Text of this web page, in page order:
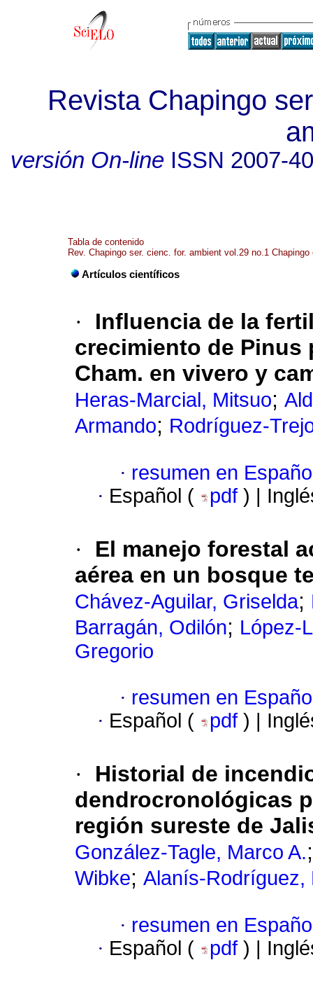
Revista Chapingo
versión On-lineISSN 2007-
Tabla de contenido
Rev. Chapingo ser. cienc. for. ambient vol.29 no.1 Chapingo
Artículos científicos
·
Influencia de la
crecimiento de Pinus
Cham. en vivero y
Heras-Marcial, Mitsuo;
Armando; Rodríguez-
· resumen en
· Español ( pdf ) |
·
El manejo forestal
aérea en un bosque
Chávez-Aguilar, Griselda;
Barragán, Odilón; López-
Gregorio
· resumen en
· Español ( pdf ) |
·
Historial de
dendrocronológicas
región sureste de
González-Tagle, Marco A.
Wibke; Alanís-Rodríguez,
· resumen en
· Español ( pdf ) |